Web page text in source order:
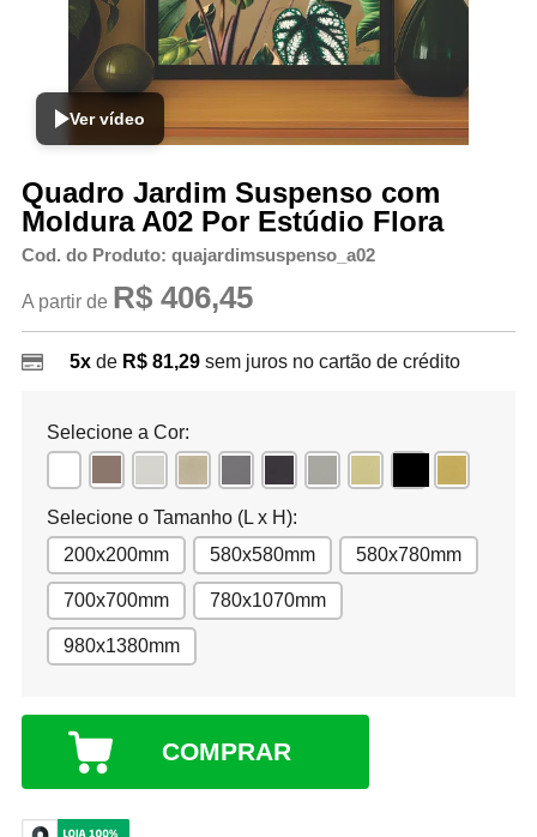
Ver vídeo
Quadro Jardim Suspenso com
Moldura A02 Por Estúdio Flora
Cod. do Produto: quajardimsuspenso_a02
A partir de R$ 406,45
5xde R$ 81,29 sem juros no cartão de crédito
Selecione a Cor:
Selecione o Tamanho (L x H):
200x200mm
580x580mm 580x780mm
700x700mm 780x1070mm
980x1380mm
COMPRAR